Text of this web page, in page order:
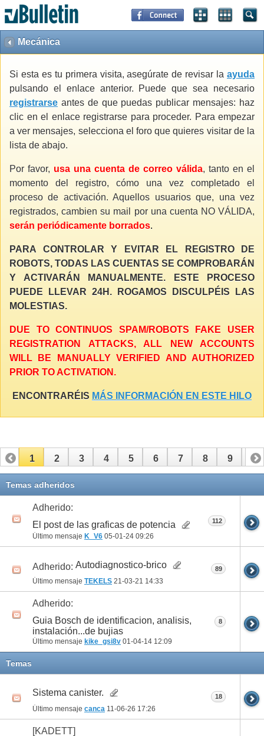
Mecánica
Si esta es tu primera visita, asegúrate de revisar la ayuda
pulsando el enlace anterior. Puede que sea necesario
registrarse antes de que puedas publicar mensajes: haz
clic en el enlace registrarse para proceder. Para empezar
a ver mensajes, selecciona el foro que quieres visitar de la
lista de abajo.
Por favor, usa una cuenta de correo válida, tanto en el
momento del registro, cómo una vez completado el
proceso de activación. Aquellos usuarios que, una vez
registrados, cambien su mail por una cuenta NO VÁLIDA,
serán periódicamente borrados.
PARA CONTROLAR Y EVITAR EL REGISTRO DE
ROBOTS, TODAS LAS CUENTAS SE COMPROBARÁN
Y ACTIVARÁN MANUALMENTE. ESTE PROCESO
PUEDE LLEVAR 24H. ROGAMOS DISCULPÉIS LAS
MOLESTIAS.
DUE TO CONTINUOS SPAM/ROBOTS FAKE USER
REGISTRATION ATTACKS, ALL NEW ACCOUNTS
WILL BE MANUALLY VERIFIED AND AUTHORIZED
PRIOR TO ACTIVATION.
ENCONTRARÉIS MÁS INFORMACIÓN EN ESTE HILO
1 2 3 4 5 6 7 8 9 10
11 12
Temas adheridos
Adherido:
El post de las graficas de potencia
Último mensaje K_V6 05-01-24 09:26
112
Adherido: Autodiagnostico-brico
Último mensaje TEKELS 21-03-21 14:33
89
Adherido:
Guia Bosch de identificacion, analisis,
instalación...de bujias
Último mensaje kike_gsi8v 01-04-14 12:09
8
Temas
Sistema canister.
Último mensaje canca 11-06-26 17:26
18
[KADETT]